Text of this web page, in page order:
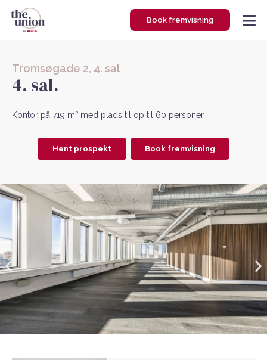
Book fremvisning
Tromsøgade 2, 4. sal
4. sal.
Kontor på 719 m² med plads til op til 60 personer
Hent prospekt Book fremvisning